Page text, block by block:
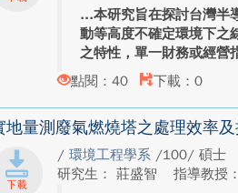
本研究旨在探討台灣半
動等高度不確定環境下之
之特性，單一財務或經營
點閱：40
下載：0
地量測廢氣燃燒塔之處理效率
/環境工程學系 /100/ 碩士
研究生： 莊盛智
指導教授